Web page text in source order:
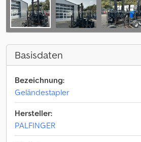
Basisdaten
Bezeichnung:
Geländestapler
Hersteller:
PALFINGER